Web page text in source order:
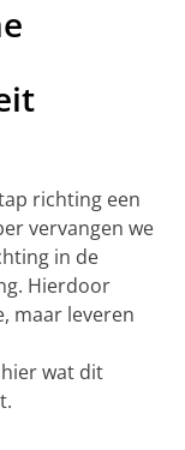
richting een
vervangen we
in de
Hierdoor
maar leveren
wat dit